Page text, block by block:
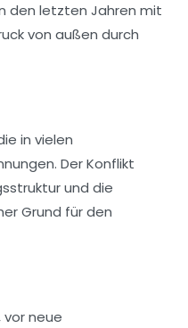
den letzten Jahren mit
von außen durch
in vielen
Der Konflikt
und die
Grund für den
vor neue